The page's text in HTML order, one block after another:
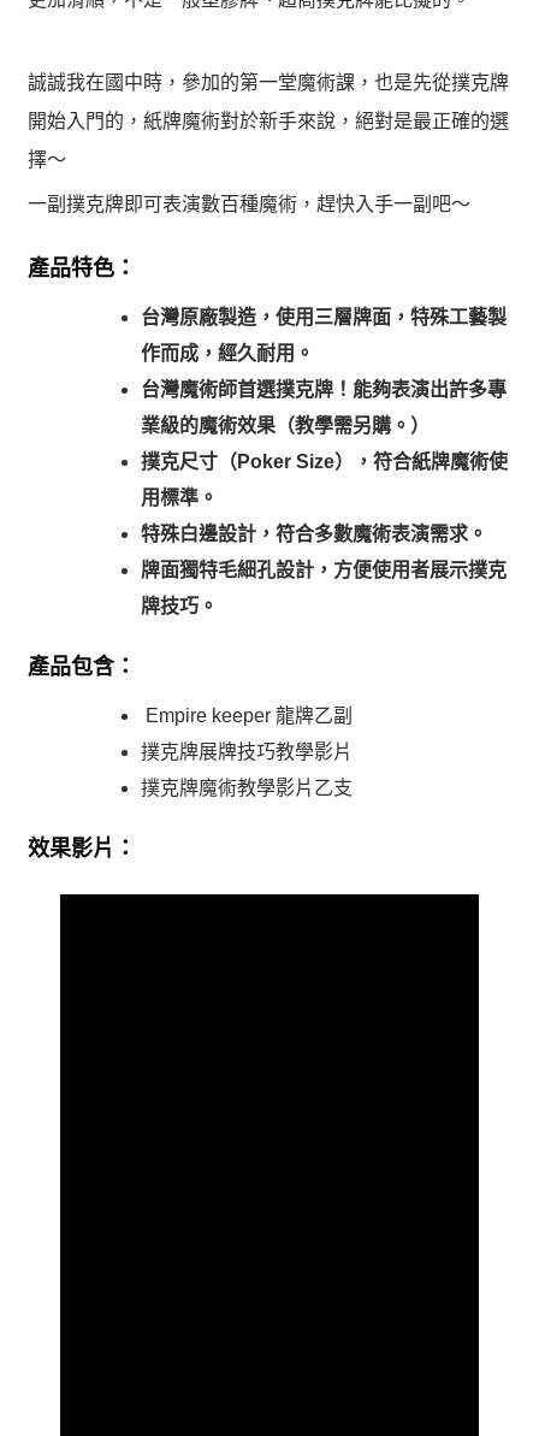
誠誠我在國中時，參加的第一堂魔術課，也是先從撲克牌
開始入門的，紙牌魔術對於新手來說，絕對是最正確的選
擇～
一副撲克牌即可表演數百種魔術，趕快入手一副吧～
產品特色：
台灣原廠製造，使用三層牌面，特殊工藝製
作而成，經久耐用。
台灣魔術師首選撲克牌！能夠表演出許多專
業級的魔術效果（教學需另購。）
撲克尺寸（Poker Size），符合紙牌魔術使
用標準。
特殊白邊設計，符合多數魔術表演需求。
牌面獨特毛細孔設計，方便使用者展示撲克
牌技巧。
產品包含：
Empire keeper 龍牌乙副
撲克牌展牌技巧教學影片
撲克牌魔術教學影片乙支
效果影片：